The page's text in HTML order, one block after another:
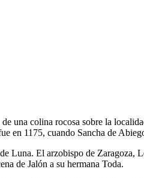
una colina rocosa sobre la
en 1175, cuando Sancha de
Luna. El arzobispo de
de Jalón a su hermana Toda.